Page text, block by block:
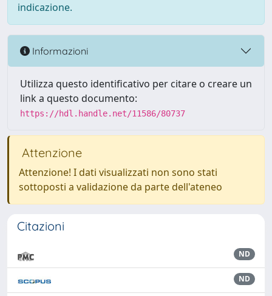
indicazione.
Informazioni
Utilizza questo identificativo per citare o creare un
link a questo documento:
https://hdl.handle.net/11586/80737
Attenzione
Attenzione! I dati visualizzati non sono stati
sottoposti a validazione da parte dell'ateneo
Citazioni
ND
ND